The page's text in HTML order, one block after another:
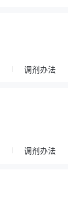
调剂办法
调剂办法